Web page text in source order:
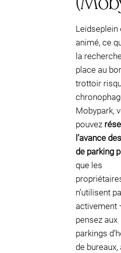
Leidseplein
animé, ce
la
place au
trottoir
Mobypark,
pouvez
l’avance
de parking
que les
n’utilisent
activement
pensez aux
parkings
de bureaux,